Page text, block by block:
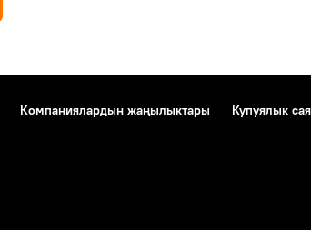
Компаниялардын жаңылыктары
Купуялык